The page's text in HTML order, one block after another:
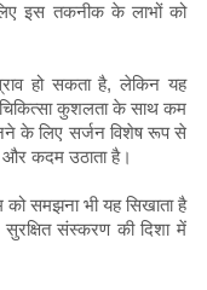
इस तकनीक के लाभों को
हो सकता है, लेकिन यह
कुशलता के साथ कम
के लिए सर्जन विशेष रूप से
और कदम उठाता है।
को समझना भी यह सिखाता है
संस्करण की दिशा में